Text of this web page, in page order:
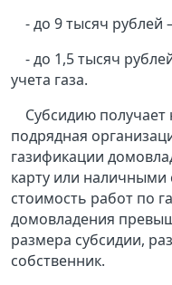
- до 9 тысяч рублей
- до 1,5 тысяч
учета газа.
Субсидию получает
подрядная
газификации
карту или наличными
стоимость работ по
домовладения
размера субсидии,
собственник.